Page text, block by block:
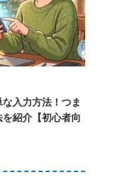
入力方法！つま
紹介【初心者向